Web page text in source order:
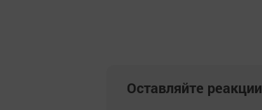
Оставляйте реакции